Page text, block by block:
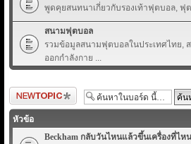
พูดคุยสนทนาเกี่ยวกับรองเท้าฟุตบอล, ฟุ
สนามฟุตบอล
รวมข้อมูลสนามฟุตบอลในประเทศไทย
ออกกำลังกาย ...
ตั้งกระทู้ใหม่
หัวข้อ
Beckham กลับวันไหนแล้วขึ้นเครื่องที่ไห